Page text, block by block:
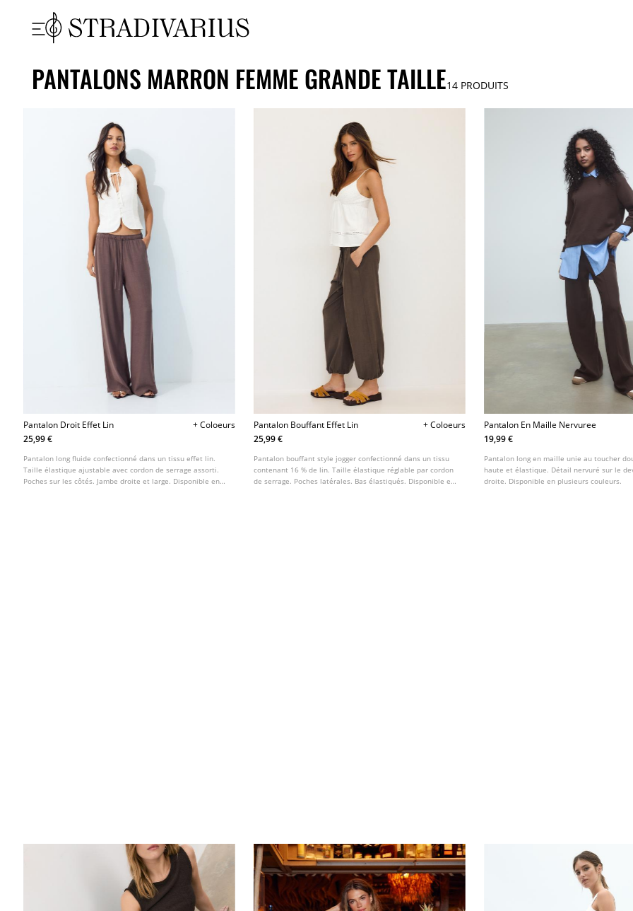
PANTALONS MARRON FEMME GRANDE TAILLE14 PRODUITS
Pantalon Droit Effet Lin
+ Coloeurs
25,99 €
Pantalon long fluide confectionné dans un tissu effet lin.
Taille élastique ajustable avec cordon de serrage assorti.
Poches sur les côtés. Jambe droite et large. Disponible en
Pantalon Bouffant Effet Lin
+ Coloeurs
25,99 €
Pantalon bouffant style jogger confectionné dans un tissu
contenant 16 % de lin. Taille élastique réglable par cordon
de serrage. Poches latérales. Bas élastiqués. Disponible en
Pantalon En Maille Nervuree
19,99 €
Pantalon long en maille unie au toucher
haute et élastique. Détail nervuré sur le
droite. Disponible en plusieurs couleurs.